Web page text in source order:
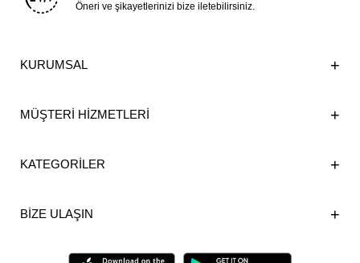
Öneri ve şikayetlerinizi bize iletebilirsiniz.
KURUMSAL
MÜŞTERİ HİZMETLERİ
KATEGORİLER
BİZE ULAŞIN